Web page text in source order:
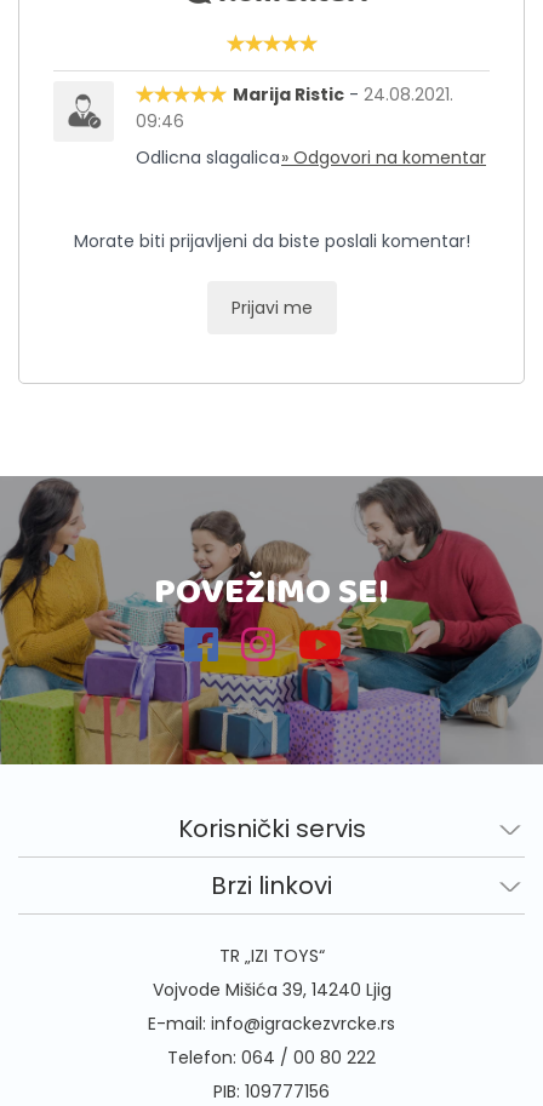
Marija Ristic - 24.08.2021.
09:46
Odlicna slagalica» Odgovori na komentar
Morate biti prijavljeni da biste poslali komentar!
Prijavi me
POVEŽIMO SE!
Korisnički servis
Brzi linkovi
TR „IZI TOYS“
Vojvode Mišića 39, 14240 Ljig
E-mail: info@igrackezvrcke.rs
Telefon: 064 / 00 80 222
PIB: 109777156